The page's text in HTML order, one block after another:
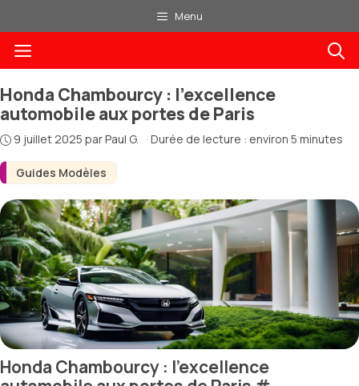
au
contenu
Menu
Menu
Guides Modèles
Honda Chambourcy : l’excellence
automobile aux portes de Paris
9 juillet 2025 parPaul G. · Durée de lecture : environ 5 minutes
Honda Chambourcy : l’excellence